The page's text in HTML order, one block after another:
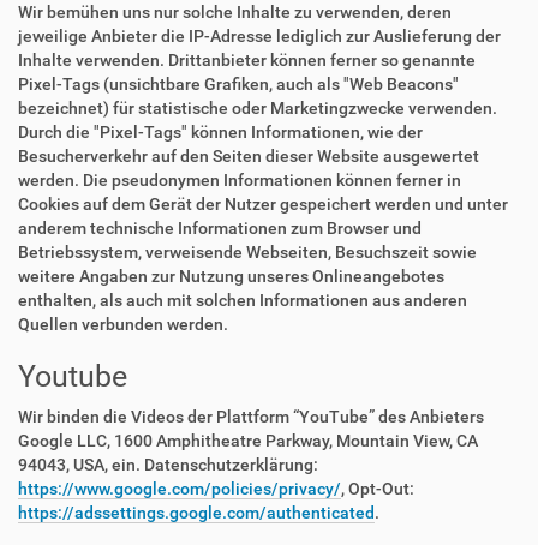
Wir bemühen uns nur solche Inhalte zu verwenden, deren
jeweilige Anbieter die IP-Adresse lediglich zur Auslieferung der
Inhalte verwenden. Drittanbieter können ferner so genannte
Pixel-Tags (unsichtbare Grafiken, auch als "Web Beacons"
bezeichnet) für statistische oder Marketingzwecke verwenden.
Durch die "Pixel-Tags" können Informationen, wie der
Besucherverkehr auf den Seiten dieser Website ausgewertet
werden. Die pseudonymen Informationen können ferner in
Cookies auf dem Gerät der Nutzer gespeichert werden und unter
anderem technische Informationen zum Browser und
Betriebssystem, verweisende Webseiten, Besuchszeit sowie
weitere Angaben zur Nutzung unseres Onlineangebotes
enthalten, als auch mit solchen Informationen aus anderen
Quellen verbunden werden.
Youtube
Wir binden die Videos der Plattform “YouTube” des Anbieters
Google LLC, 1600 Amphitheatre Parkway, Mountain View, CA
94043, USA, ein. Datenschutzerklärung:
https://www.google.com/policies/privacy/, Opt-Out:
https://adssettings.google.com/authenticated.